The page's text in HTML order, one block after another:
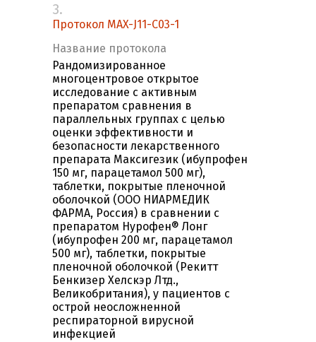
3.
Протокол MAX-J11-C03-1
Название протокола
Рандомизированное
многоцентровое открытое
исследование с активным
препаратом сравнения в
параллельных группах с целью
оценки эффективности и
безопасности лекарственного
препарата Максигезик (ибупрофен
150 мг, парацетамол 500 мг),
таблетки, покрытые пленочной
оболочкой (ООО НИАРМЕДИК
ФАРМА, Россия) в сравнении с
препаратом Нурофен® Лонг
(ибупрофен 200 мг, парацетамол
500 мг), таблетки, покрытые
пленочной оболочкой (Рекитт
Бенкизер Хелскэр Лтд.,
Великобритания), у пациентов с
острой неосложненной
респираторной вирусной
инфекцией